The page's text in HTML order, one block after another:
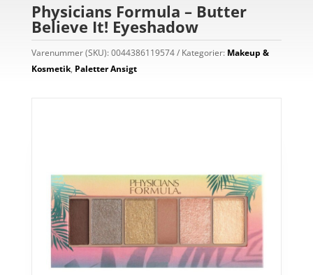
Physicians Formula – Butter
Believe It! Eyeshadow
Varenummer (SKU):0044386119574 Kategorier: Makeup &
Kosmetik, Paletter Ansigt